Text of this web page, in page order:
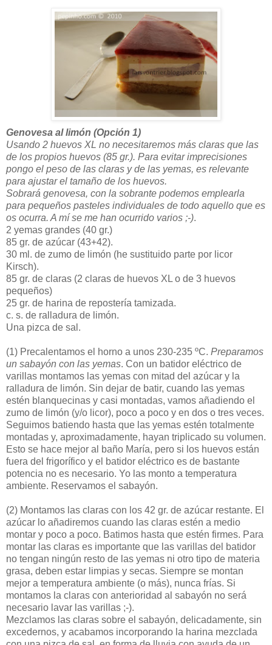
Genovesa al limón (Opción 1)
Usando 2 huevos XL no necesitaremos más claras que las
de los propios huevos (85 gr.). Para evitar imprecisiones
pongo el peso de las claras y de las yemas, es relevante
para ajustar el tamaño de los huevos.
Sobrará genovesa, con la sobrante podemos emplearla
para pequeños pasteles individuales de todo aquello que es
os ocurra. A mí se me han ocurrido varios ;-).
2 yemas grandes (40 gr.)
85 gr. de azúcar (43+42).
30 ml. de zumo de limón (he sustituido parte por licor
Kirsch).
85 gr. de claras (2 claras de huevos XL o de 3 huevos
pequeños)
25 gr. de harina de repostería tamizada.
c. s. de ralladura de limón.
Una pizca de sal.
(1) Precalentamos el horno a unos 230-235 ºC. Preparamos
un sabayón con las yemas. Con un batidor eléctrico de
varillas montamos las yemas con mitad del azúcar y la
ralladura de limón. Sin dejar de batir, cuando las yemas
estén blanquecinas y casi montadas, vamos añadiendo el
zumo de limón (y/o licor), poco a poco y en dos o tres veces.
Seguimos batiendo hasta que las yemas estén totalmente
montadas y, aproximadamente, hayan triplicado su volumen.
Esto se hace mejor al baño María, pero si los huevos están
fuera del frigorífico y el batidor eléctrico es de bastante
potencia no es necesario. Yo las monto a temperatura
ambiente. Reservamos el sabayón.
(2) Montamos las claras con los 42 gr. de azúcar restante. El
azúcar lo añadiremos cuando las claras estén a medio
montar y poco a poco. Batimos hasta que estén firmes. Para
montar las claras es importante que las varillas del batidor
no tengan ningún resto de las yemas ni otro tipo de materia
grasa, deben estar limpias y secas. Siempre se montan
mejor a temperatura ambiente (o más), nunca frías. Si
montamos la claras con anterioridad al sabayón no será
necesario lavar las varillas ;-).
Mezclamos las claras sobre el sabayón, delicadamente, sin
excedernos, y acabamos incorporando la harina mezclada